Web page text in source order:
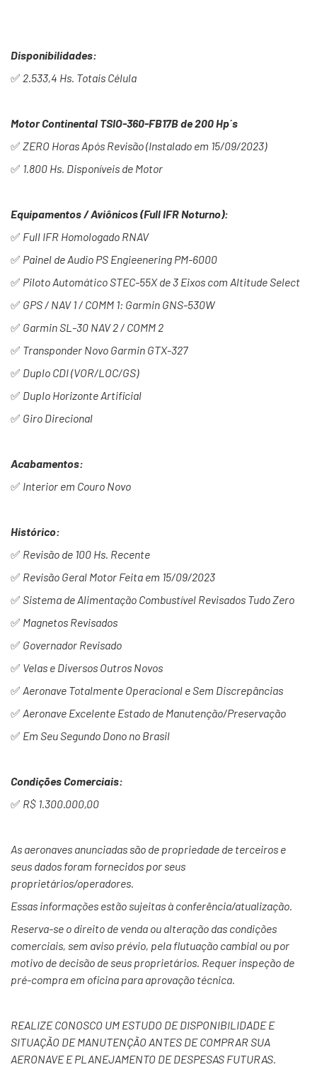
Disponibilidades:
✅ 2.533,4 Hs. Totais Célula
Motor Continental TSIO-360-FB17B de 200 Hp´s
✅ ZERO Horas Após Revisão (Instalado em 15/09/2023)
✅ 1.800 Hs. Disponíveis de Motor
Equipamentos / Aviônicos (Full IFR Noturno):
✅ Full IFR Homologado RNAV
✅ Painel de Audio PS Engieenering PM-6000
✅ Piloto Automático STEC-55X de 3 Eixos com Altitude Select
✅ GPS / NAV 1 / COMM 1: Garmin GNS-530W
✅ Garmin SL-30 NAV 2 / COMM 2
✅ Transponder Novo Garmin GTX-327
✅ Duplo CDI (VOR/LOC/GS)
✅ Duplo Horizonte Artificial
✅ Giro Direcional
Acabamentos:
✅ Interior em Couro Novo
Histórico:
✅ Revisão de 100 Hs. Recente
✅ Revisão Geral Motor Feita em 15/09/2023
✅ Sistema de Alimentação Combustível Revisados Tudo Zero
✅ Magnetos Revisados
✅ Governador Revisado
✅ Velas e Diversos Outros Novos
✅ Aeronave Totalmente Operacional e Sem Discrepâncias
✅ Aeronave Excelente Estado de Manutenção/Preservação
✅ Em Seu Segundo Dono no Brasil
Condições Comerciais:
✅ R$ 1.300.000,00
As aeronaves anunciadas são de propriedade de terceiros e
seus dados foram fornecidos por seus
proprietários/operadores.
Essas informações estão sujeitas à conferência/atualização.
Reserva-se o direito de venda ou alteração das condições
comerciais, sem aviso prévio, pela flutuação cambial ou por
motivo de decisão de seus proprietários. Requer inspeção de
pré-compra em oficina para aprovação técnica.
REALIZE CONOSCO UM ESTUDO DE DISPONIBILIDADE E
SITUAÇÃO DE MANUTENÇÃO ANTES DE COMPRAR SUA
AERONAVE EPLANEJAMENTO DE DESPESAS FUTURAS.